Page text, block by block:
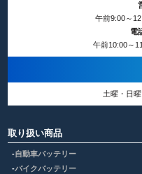
午前9:00～
電
午前10:00～
土曜・日
取り扱い商品
自動車バッテリー
バイクバッテリー